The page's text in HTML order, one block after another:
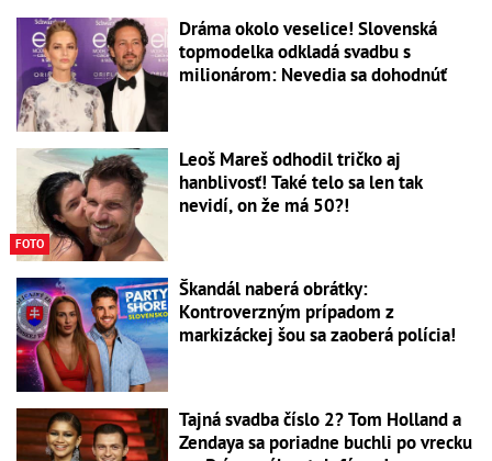
Dráma okolo veselice! Slovenská
topmodelka odkladá svadbu s
milionárom: Nevedia sa dohodnúť
FOTO
Leoš Mareš odhodil tričko aj
hanblivosť! Také telo sa len tak
nevidí, on že má 50?!
Škandál naberá obrátky:
Kontroverzným prípadom z
markizáckej šou sa zaoberá polícia!
Tajná svadba číslo 2? Tom Holland a
Zendaya sa poriadne buchli po vrecku